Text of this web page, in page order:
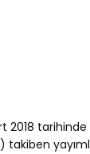
2018
takiben